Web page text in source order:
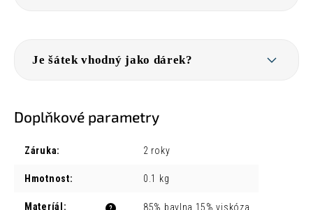
Je šátek vhodný jako dárek?
Doplňkové parametry
Záruka: 2 roky
Hmotnost: 0.1 kg
?
Materíál : 85% bavlna 15% viskóza